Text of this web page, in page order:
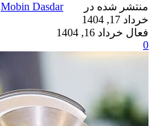
منتشر شده در
Mobin Dasdar
خرداد 17, 1404
فعال خرداد 16, 1404
0